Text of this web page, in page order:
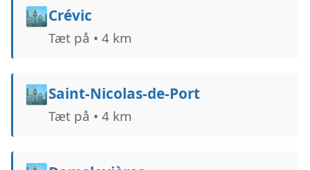
🏙️Crévic
Tæt på • 4 km
🏙️Saint-Nicolas-de-Port
Tæt på • 4 km